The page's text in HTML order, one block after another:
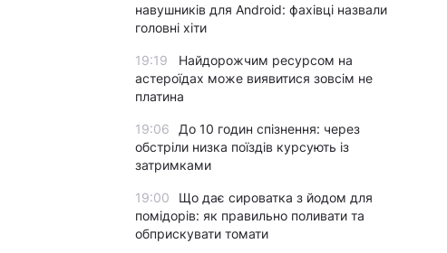
навушників для Android: фахівці назвали
головні хіти
19:19
Найдорожчим ресурсом на
астероїдах може виявитися зовсім не
платина
19:06
До 10 годин спізнення: через
обстріли низка поїздів курсують із
затримками
19:00
Що дає сироватка з йодом для
помідорів: як правильно поливати та
обприскувати томати